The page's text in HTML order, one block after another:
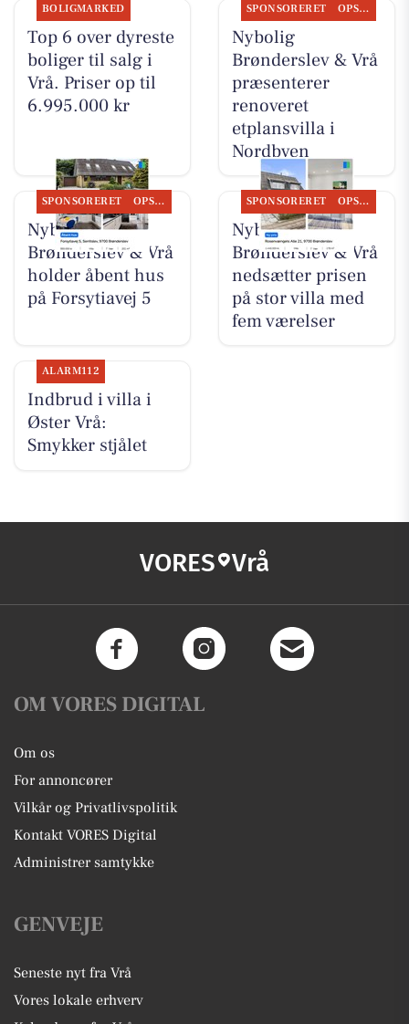
BOLIGMARKED
Top 6 over dyreste
boliger til salg i
Vrå. Priser op til
6.995.000 kr
SPONSORERET OPSLAGSTAVLEN
Nybolig
Brønderslev & Vrå
præsenterer
renoveret
etplansvilla i
Nordbyen
SPONSORERET OPSLAGSTAVLEN
Nybolig
Brønderslev & Vrå
holder åbent hus
på Forsytiavej 5
SPONSORERET OPSLAGSTAVLEN
Nybolig
Brønderslev & Vrå
nedsætter prisen
på stor villa med
fem værelser
ALARM112
Indbrud i villa i
Øster Vrå:
Smykker stjålet
VORES Vrå
OM VORES DIGITAL
Om os
For annoncører
Vilkår og Privatlivspolitik
Kontakt VORES Digital
Administrer samtykke
GENVEJE
Seneste nyt fra Vrå
Vores lokale erhverv